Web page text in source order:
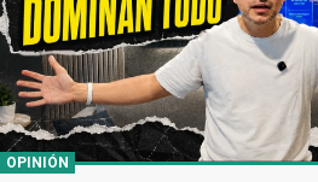
OPINIÓN